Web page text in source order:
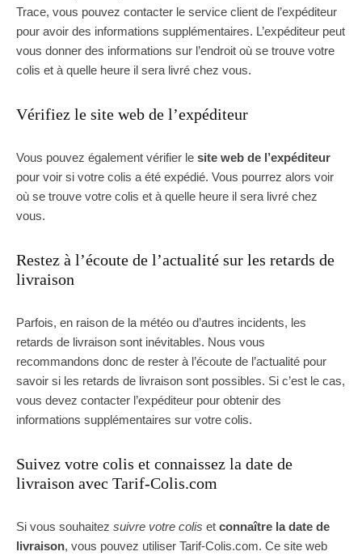
Trace, vous pouvez contacter le service client de l’expéditeur
pour avoir des informations supplémentaires. L’expéditeur peut
vous donner des informations sur l’endroit où se trouve votre
colis et à quelle heure il sera livré chez vous.
Vérifiez le site web de l’expéditeur
Vous pouvez également vérifier le site web de l’expéditeur
pour voir si votre colis a été expédié. Vous pourrez alors voir
où se trouve votre colis et à quelle heure il sera livré chez
vous.
Restez à l’écoute de l’actualité sur les retards de
livraison
Parfois, en raison de la météo ou d’autres incidents, les
retards de livraison sont inévitables. Nous vous
recommandons donc de rester à l’écoute de l’actualité pour
savoir si les retards de livraison sont possibles. Si c’est le cas,
vous devez contacter l’expéditeur pour obtenir des
informations supplémentaires sur votre colis.
Suivez votre colis et connaissez la date de
livraison avec Tarif-Colis.com
Si vous souhaitez suivre votre colis et connaître la date de
livraison, vous pouvez utiliser Tarif-Colis.com. Ce site web